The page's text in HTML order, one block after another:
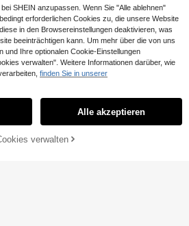
JETZT EINKAUFEN
SHEIN anzupassen. Wenn Sie "Alle ablehnen"
erforderlichen Cookies zu, die unsere Website
in den Browsereinstellungen deaktivieren, was
beeinträchtigen kann. Um mehr über die von uns
und Ihre optionalen Cookie-Einstellungen
verwalten". Weitere Informationen darüber, wie
finden Sie in unserer
Alle akzeptieren
verwalten